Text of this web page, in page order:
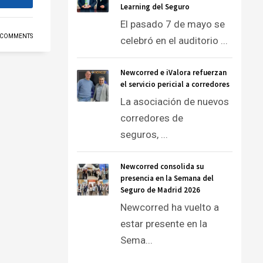
Learning del Seguro
El pasado 7 de mayo se
celebró en el auditorio ...
Newcorred e iValora refuerzan
el servicio pericial a corredores
La asociación de nuevos
corredores de
seguros, ...
Newcorred consolida su
presencia en la Semana del
Seguro de Madrid 2026
Newcorred ha vuelto a
estar presente en la
Sema...